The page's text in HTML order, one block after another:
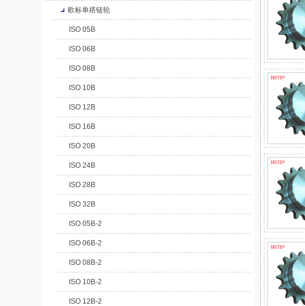
欧标单搭链轮
ISO 05B
ISO 06B
ISO 08B
ISO 10B
ISO 12B
ISO 16B
ISO 20B
ISO 24B
ISO 28B
ISO 32B
ISO 05B-2
ISO 06B-2
ISO 08B-2
ISO 10B-2
ISO 12B-2